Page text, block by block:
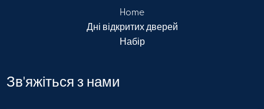
Home
Дні відкритих дверей
Набір
Зв'яжіться з нами